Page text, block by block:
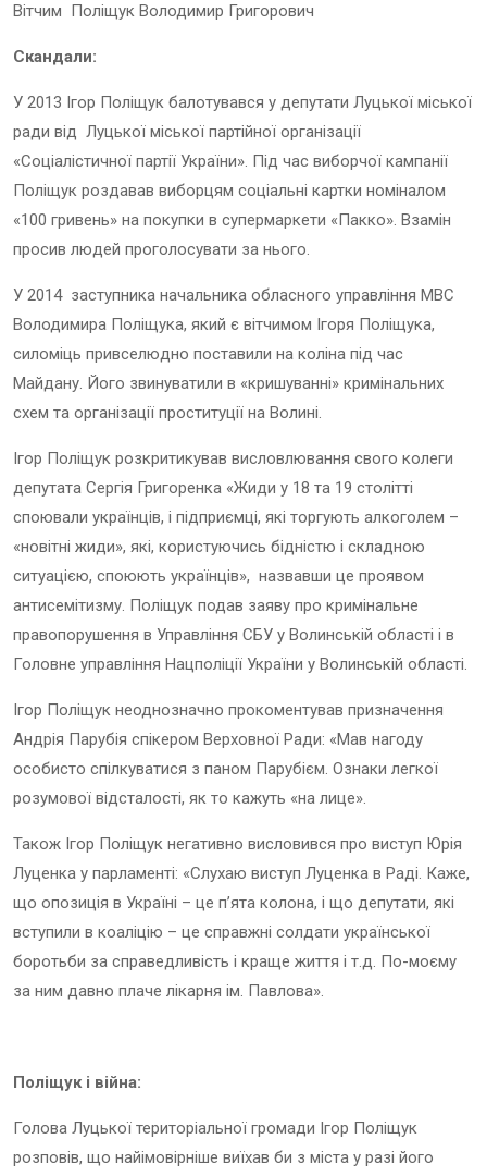
Вітчим Поліщук Володимир Григорович
Скандали:
У 2013 Ігор Поліщук балотувався у депутати Луцької міської
ради від Луцької міської партійної організації
«Соціалістичної партії України». Під час виборчої кампанії
Поліщук роздавав виборцям соціальні картки номіналом
«100 гривень» на покупки в супермаркети «Пакко». Взамін
просив людей проголосувати за нього.
У 2014 заступника начальника обласного управління МВС
Володимира Поліщука, який є вітчимом Ігоря Поліщука,
силоміць привселюдно поставили на коліна під час
Майдану. Його звинуватили в «кришуванні» кримінальних
схем та організації проституції на Волині.
Ігор Поліщук розкритикував висловлювання свого колеги
депутата Сергія Григоренка «Жиди у 18 та 19 столітті
споювали українців, і підприємці, які торгують алкоголем –
«новітні жиди», які, користуючись бідністю і складною
ситуацією, споюють українців», назвавши це проявом
антисемітизму. Поліщук подав заяву про кримінальне
правопорушення в Управління СБУ у Волинській області і в
Головне управління Нацполіції України у Волинській області.
Ігор Поліщук неоднозначно прокоментував призначення
Андрія Парубія спікером Верховної Ради: «Мав нагоду
особисто спілкуватися з паном Парубієм. Ознаки легкої
розумової відсталості, як то кажуть «на лице».
Також Ігор Поліщук негативно висловився про виступ Юрія
Луценка у парламенті: «Слухаю виступ Луценка в Раді. Каже,
що опозиція в Україні – це п’ята колона, і що депутати, які
вступили в коаліцію – це справжні солдати української
боротьби за справедливість і краще життя і т.д. По-моєму
за ним давно плаче лікарня ім. Павлова».
Поліщук і війна:
Голова Луцької територіальної громади Ігор Поліщук
розповів, що найімовірніше виїхав би з міста у разі його